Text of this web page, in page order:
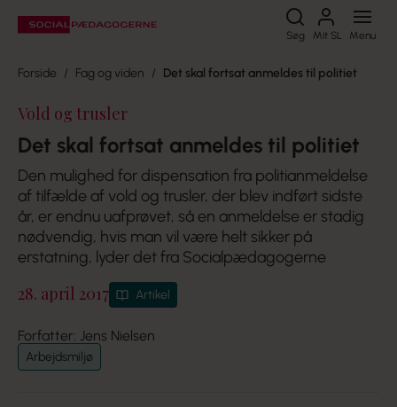
Søg Mit SL Menu
Søg
Forside Fag og viden Det skal fortsat anmeldes til politiet
Vold og trusler
Det skal fortsat anmeldes til politiet
Den mulighed for dispensation fra politianmeldelse
af tilfælde af vold og trusler, der blev indført sidste
år, er endnu uafprøvet, så en anmeldelse er stadig
nødvendig, hvis man vil være helt sikker på
erstatning, lyder det fra Socialpædagogerne
28. april 2017 Artikel
Forfatter: Jens Nielsen
Arbejdsmiljø